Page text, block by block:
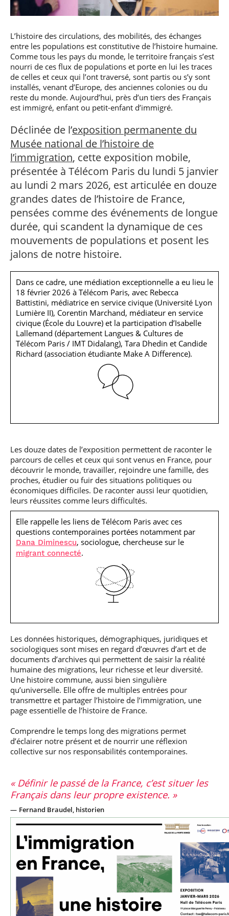
S’engager à Télécom
Paris
responsable : nos
élèves impliqués
Parcours Numérique
Responsable
Enquête 1er emploi
Corps des Mines
donnant accès aux
Corps techniques de
l’État
Artificielle en
alternance
Expert
cybersécurité des
réseaux et des
systèmes
d’information
Intelligence
Artificielle – Expert
Data & MLops
Intelligence
Artificielle
multimodale et
autonome
Je suis élève en
situation de
faire ?
Vous êtes admis,
préparez votre
arrivée
Financement
Entreprises &
solutions Mastère
Brochures &
contacts
Événements des
formations de
Mastère Spécialisé
professionnel
• Journaliste
• Diplômé
• Créateur d’entreprise
L’histoire des circulations, des mobilités, des échanges
entre les populations est constitutive de l’histoire humaine.
Comme tous les pays du monde, le territoire français s’est
nourri de ces flux de populations et porte en lui les traces
de celles et ceux qui l’ont traversé, sont partis ou s’y sont
installés, venant d’Europe, des anciennes colonies ou du
reste du monde. Aujourd’hui, près d’un tiers des Français
est immigré, enfant ou petit-enfant d’immigré.
Déclinée de l’exposition permanente du
Musée national de l’histoire de
l’immigration, cette exposition mobile,
présentée à Télécom Paris du lundi 5 janvier
au lundi 2 mars 2026, est articulée en douze
grandes dates de l’histoire de France,
pensées comme des événements de longue
durée, qui scandent la dynamique de ces
mouvements de populations et posent les
jalons de notre histoire.
Dans ce cadre, une médiation exceptionnelle a eu lieu le
18 février 2026 à Télécom Paris, avec Rebecca
Battistini, médiatrice en service civique (Université Lyon
Lumière II), Corentin Marchand, médiateur en service
civique (École du Louvre) et la participation d’Isabelle
Lallemand (département Langues & Cultures de
Télécom Paris / IMT Didalang), Tara Dhedin et Candide
Richard (association étudiante Make A Difference).
Les douze dates de l’exposition permettent de raconter le
parcours de celles et ceux qui sont venus en France, pour
découvrir le monde, travailler, rejoindre une famille, des
proches, étudier ou fuir des situations politiques ou
économiques difficiles. De raconter aussi leur quotidien,
leurs réussites comme leurs difficultés.
Elle rappelle les liens de Télécom Paris avec ces
questions contemporaines portées notamment par
Dana Diminescu, sociologue, chercheuse sur le
migrant connecté.
Les données historiques, démographiques, juridiques et
sociologiques sont mises en regard d’œuvres d’art et de
documents d’archives qui permettent de saisir la réalité
humaine des migrations, leur richesse et leur diversité.
Une histoire commune, aussi bien singulière
qu’universelle. Elle offre de multiples entrées pour
transmettre et partager l’histoire de l’immigration, une
page essentielle de l’histoire de France.
Comprendre le temps long des migrations permet
d’éclairer notre présent et de nourrir une réflexion
collective sur nos responsabilités contemporaines.
Définir le passé de la France, c’est situer les
Français dans leur propre existence.
Fernand Braudel, historien